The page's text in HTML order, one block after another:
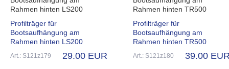
Profilträger für
Bootsaufhängung am
Rahmen hinten LS200
Art.: S121z179 29.00 EUR
Profilträger für
Bootsaufhängung am
Rahmen hinten TR500
Art.: S121z180 39.00